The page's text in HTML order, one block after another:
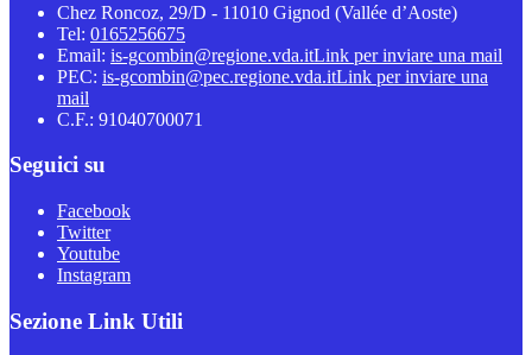
Chez Roncoz, 29/D - 11010 Gignod (Vallée d’Aoste)
Tel: 0165256675
Email: is-gcombin@regione.vda.itLink per inviare una mail
PEC: is-gcombin@pec.regione.vda.itLink per inviare una
mail
C.F.: 91040700071
Seguici su
Facebook
Twitter
Youtube
Instagram
Sezione Link Utili